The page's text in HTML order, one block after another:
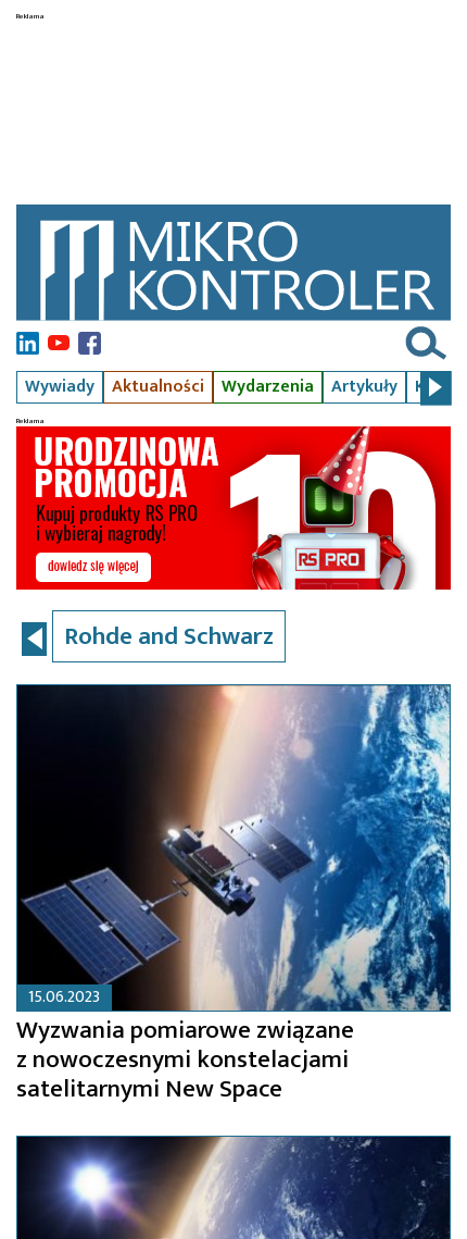
Wywiady Aktualności Wydarzenia Artykuły Kursy
Rohde and Schwarz
15.06.2023
Wyzwania pomiarowe związane
z nowoczesnymi konstelacjami
satelitarnymi New Space